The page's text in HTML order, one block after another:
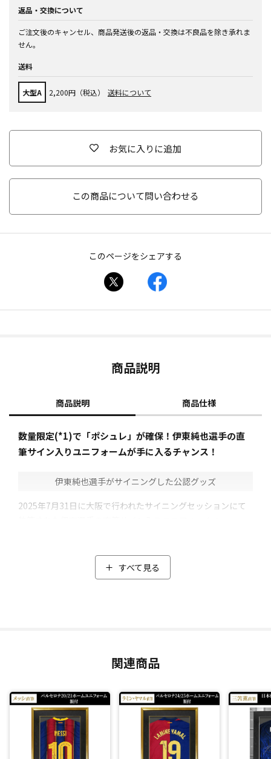
返品・交換について
ご注文後のキャンセル、商品発送後の返品・交換は不良品を除き承れま
せん。
送料
大型A 2,200円（税込） 送料について
お気に入りに追加
この商品について問い合わせる
このページをシェアする
商品説明
商品説明 商品仕様
数量限定(*1)で「ポシュレ」が確保！伊東純也選手の直
筆サイン入りユニフォームが手に入るチャンス！
伊東純也選手がサイニングした公認グッズ
2025年7月31日に大阪で行われたサイニングセッションにて
"世界最速＆史上最速"でW杯出場権を勝ち取り、歴代最強と
評される日本代表の2024年モデルのユニフォームにサイニン
シュなメタルシルバーを採用し、マットには高級感ある黒の
スエード調の生地を貼付。
プレートは24/25シーズンにリーグ・アン1位、5大リーグ8位
となる83回のチャンスクリエイトを記録した内容が刻まれて
います。
すべて見る
関連商品